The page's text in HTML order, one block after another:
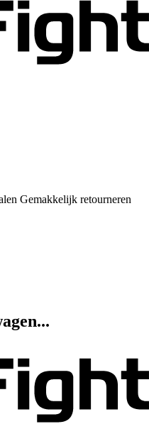
Gemakkelijk retourneren